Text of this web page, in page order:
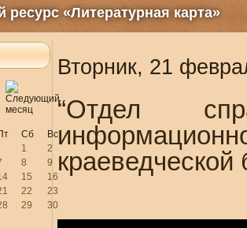
ресурс «Литературная карта»
Сб
Вс
1
2
8
9
15
16
22
23
29
30
Вторник, 21
“Отдел